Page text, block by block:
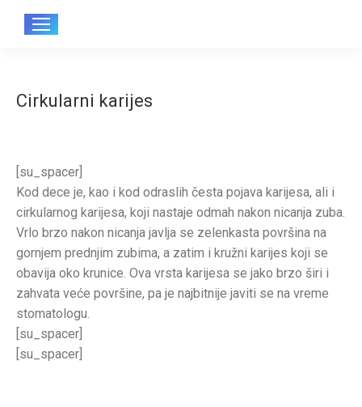
Cirkularni karijes
[su_spacer]
Kod dece je, kao i kod odraslih česta pojava karijesa, ali i
cirkularnog karijesa, koji nastaje odmah nakon nicanja zuba.
Vrlo brzo nakon nicanja javlja se zelenkasta površina na
gornjem prednjim zubima, a zatim i kružni karijes koji se
obavija oko krunice. Ova vrsta karijesa se jako brzo širi i
zahvata veće površine, pa je najbitnije javiti se na vreme
stomatologu.
[su_spacer]
[su_spacer]